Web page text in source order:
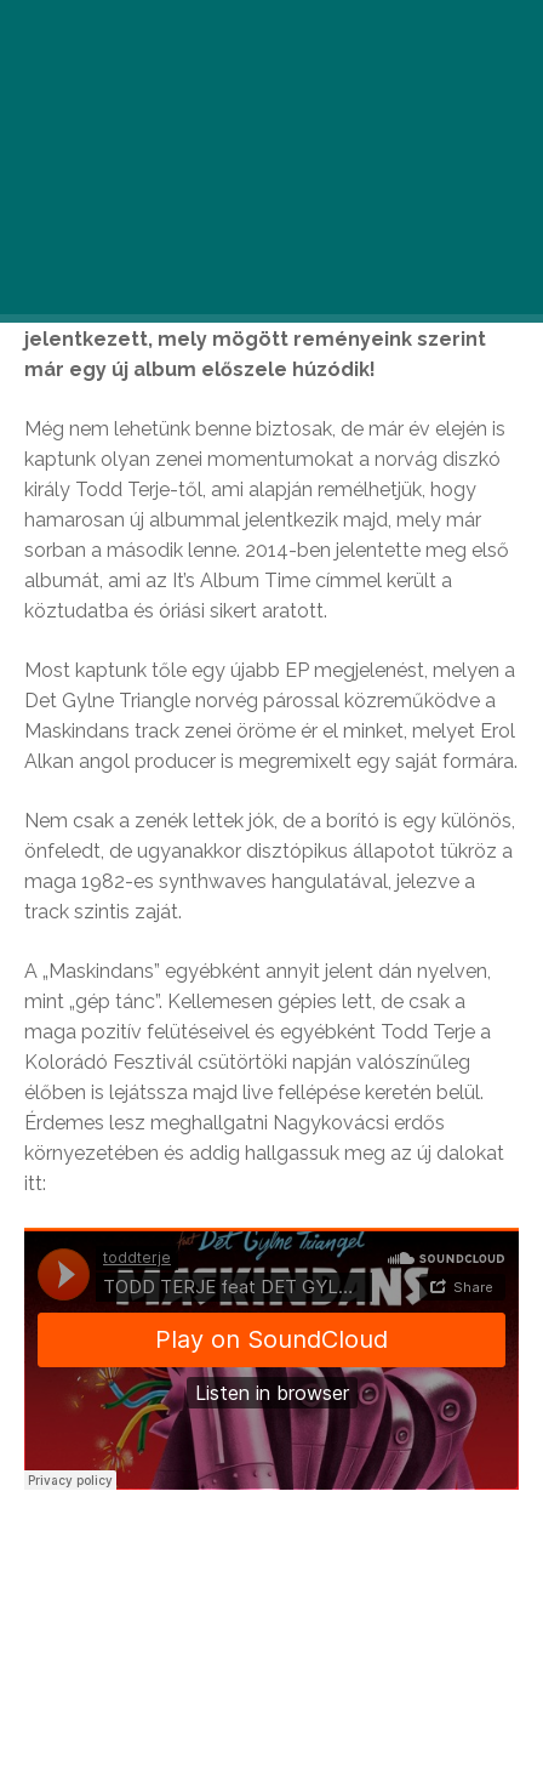
A norvég diszkó ütemek királya új EP-vel
jelentkezett, mely mögött reményeink szerint
már egy új album előszele húzódik!
Még nem lehetünk benne biztosak, de már év elején is
kaptunk olyan zenei momentumokat a norvág diszkó
király Todd Terje-től, ami alapján remélhetjük, hogy
hamarosan új albummal jelentkezik majd, mely már
sorban a második lenne. 2014-ben jelentette meg első
albumát, ami az It’s Album Time címmel került a
köztudatba és óriási sikert aratott.
Most kaptunk tőle egy újabb EP megjelenést, melyen a
Det Gylne Triangle norvég párossal közreműködve a
Maskindans track zenei öröme ér el minket, melyet Erol
Alkan angol producer is megremixelt egy saját formára.
Nem csak a zenék lettek jók, de a borító is egy különös,
önfeledt, de ugyanakkor disztópikus állapotot tükröz a
maga 1982-es synthwaves hangulatával, jelezve a
track szintis zaját.
A „Maskindans” egyébként annyit jelent dán nyelven,
mint „gép tánc”. Kellemesen gépies lett, de csak a
maga pozitív felütéseivel és egyébként Todd Terje a
Kolorádó Fesztivál csütörtöki napján valószínűleg
élőben is lejátssza majd live fellépése keretén belül.
Érdemes lesz meghallgatni Nagykovácsi erdős
környezetében és addig hallgassuk meg az új dalokat
itt: